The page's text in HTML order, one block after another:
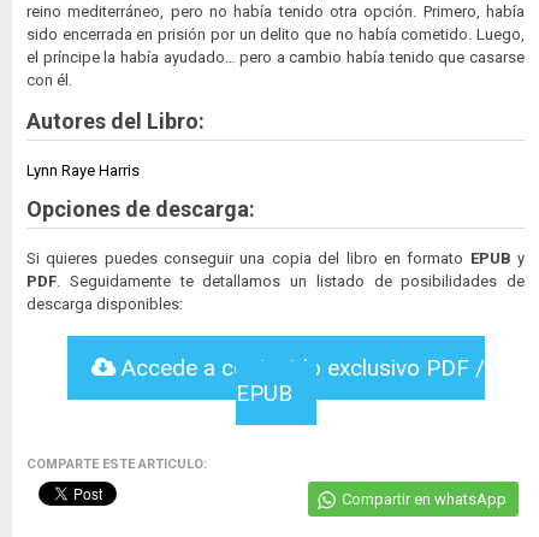
reino mediterráneo, pero no había tenido otra opción. Primero, había
sido encerrada en prisión por un delito que no había cometido. Luego,
el príncipe la había ayudado… pero a cambio había tenido que casarse
con él.
Autores del Libro:
Lynn Raye Harris
Opciones de descarga:
Si quieres puedes conseguir una copia del libro en formato EPUB y
PDF . Seguidamente te detallamos un listado de posibilidades de
descarga disponibles:
Accede a contenido exclusivo PDF /
EPUB
COMPARTE ESTE ARTICULO:
Compartir en whatsApp